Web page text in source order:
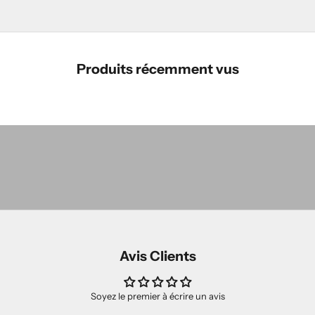
Produits récemment vus
Avis Clients
Soyez le premier à écrire un avis